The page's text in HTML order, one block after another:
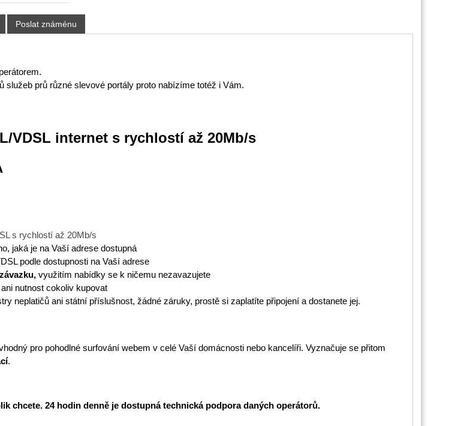
Poslat známénu
služeb prů různé slevové portály proto nabízíme totéž i Vám.
VDSL internet s rychlostí až 20Mb/s
s rychlostí až 20Mb/s
jaká je na Vaší adrese dostupná
podle dostupnosti na Vaší adrese
využitím nabídky se k ničemu nezavazujete
nutnost cokoliv kupovat
neplatičů ani státní příslušnost, žádné záruky, prostě si zaplatíte připojení a dostanete jej.
pro pohodlné surfování webem v celé Vaší domácnosti nebo kancelíři. Vyznačuje se přitom
.
chcete. 24 hodin denně je dostupná technická podpora daných operátorů.